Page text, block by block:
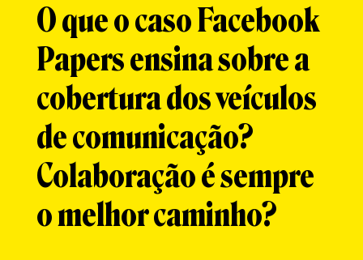
O que o caso Facebook
Papers ensina sobre a
cobertura dos veículos
de comunicação?
Colaboração é sempre
o melhor caminho?